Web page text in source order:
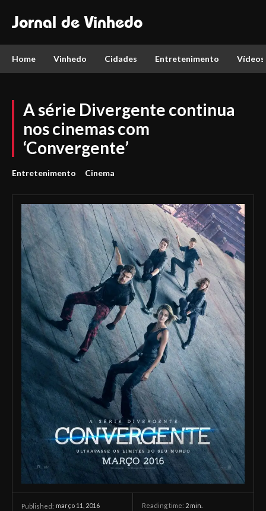
Jornal de Vinhedo
Home Vinhedo Cidades Entretenimento Vídeos
A série Divergente continua
nos cinemas com
‘Convergente’
Entretenimento Cinema
Published: março 11, 2016 Reading time: 2 min.